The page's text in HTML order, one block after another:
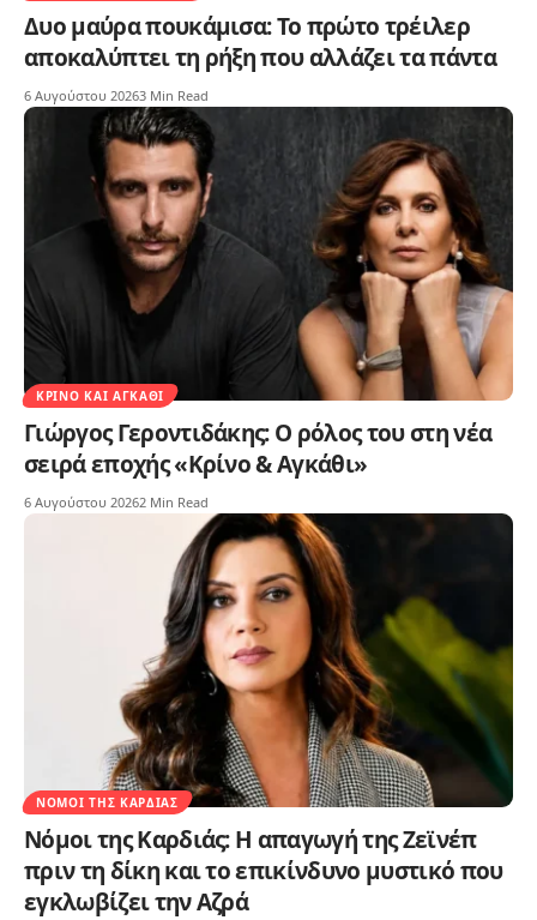
Δυο μαύρα πουκάμισα: Το πρώτο τρέιλερ
αποκαλύπτει τη ρήξη που αλλάζει τα πάντα
6 Αυγούστου 20263 Min Read
ΚΡΊΝΟ ΚΑΙ ΑΓΚΆΘΙ
Γιώργος Γεροντιδάκης: Ο ρόλος του στη νέα
σειρά εποχής «Κρίνο & Αγκάθι»
6 Αυγούστου 20262 Min Read
ΝΌΜΟΙ ΤΗΣ ΚΑΡΔΙΆΣ
Νόμοι της Καρδιάς: Η απαγωγή της Ζεϊνέπ
πριν τη δίκη και το επικίνδυνο μυστικό που
εγκλωβίζει την Αζρά